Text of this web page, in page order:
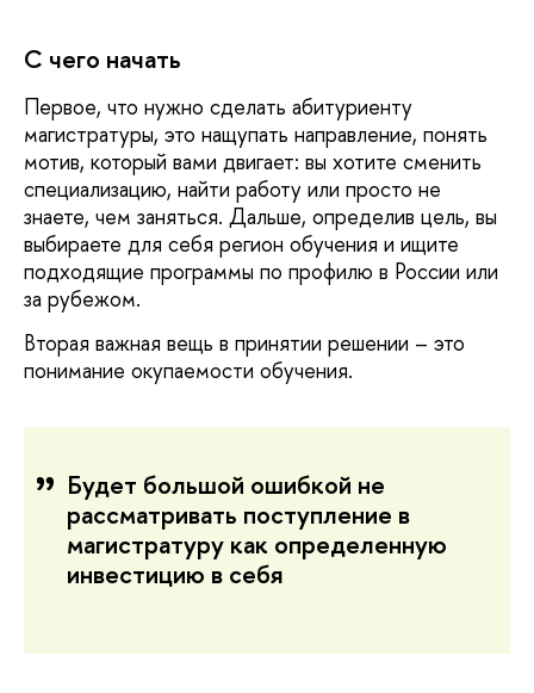
С чего начать
Первое, что нужно сделать абитуриенту
магистратуры, это нащупать направление, понять
мотив, который вами двигает: вы хотите сменить
специализацию, найти работу или просто не
знаете, чем заняться. Дальше, определив цель, вы
выбираете для себя регион обучения и ищите
подходящие программы по профилю в России или
за рубежом.
Вторая важная вещь в принятии решении – это
понимание окупаемости обучения.
Будет большой ошибкой не
рассматривать поступление в
магистратуру как определенную
инвестицию в себя